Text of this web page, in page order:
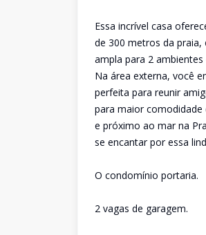
Essa incrível casa
de 300 metros da praia,
ampla para 2
Na área externa, você
perfeita para reunir
para maior comodidade
e próximo ao mar na
se encantar por essa
O condomínio portaria.
2 vagas de garagem.